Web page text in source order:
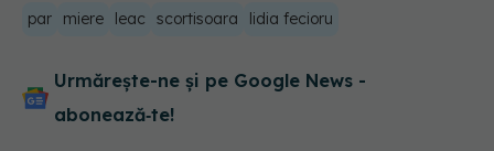
par miere leac scortisoara lidia fecioru
Urmărește-ne și pe Google News -
abonează‑te!